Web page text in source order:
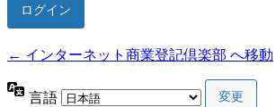
← インターネット商業登記倶楽部 へ移動
言語